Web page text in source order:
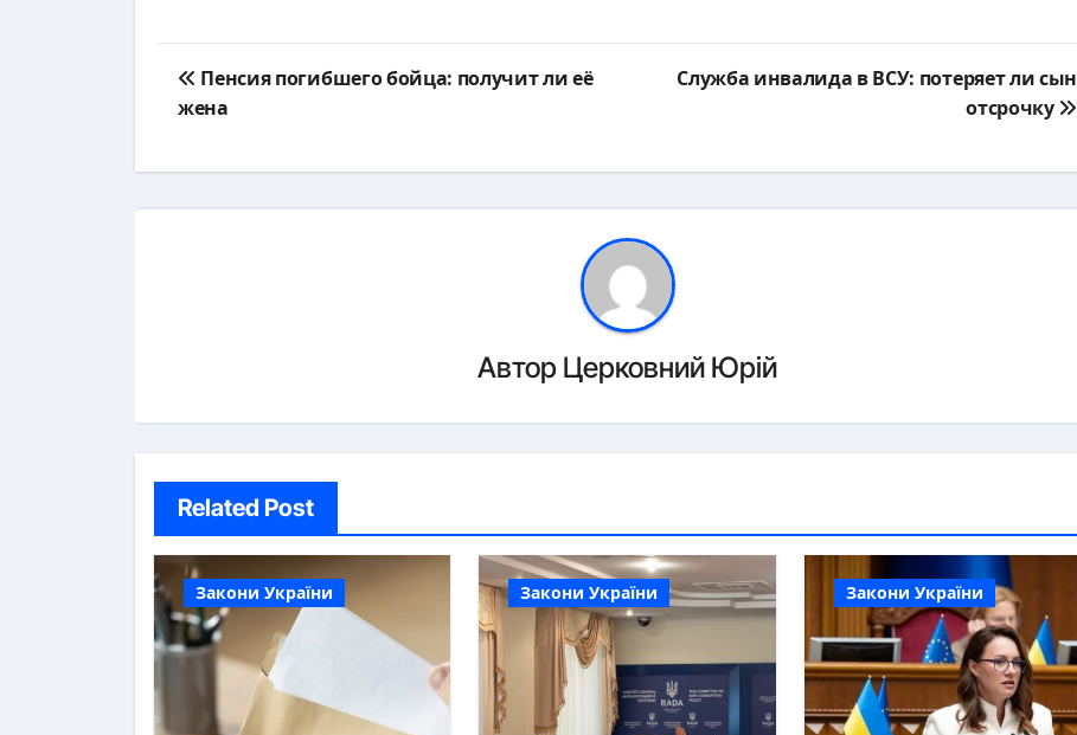
Навигация
по
Пенсия погибшего бойца: получит ли её
жена
Служба инвалида в ВСУ: потеряет ли сын
отсрочку
Автор Церковний Юрій
Related Post
Закони України Закони України Закони України